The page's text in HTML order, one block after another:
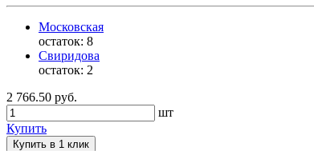
Московская
остаток: 8
Свиридова
остаток: 2
2 766.50 руб.
шт
Купить
Купить в 1 клик